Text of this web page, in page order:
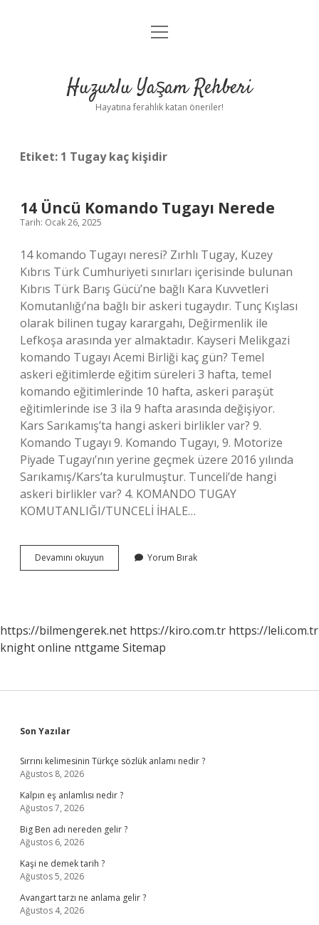
Anasayfa
Yasal Uyarı
menüyü
Huzurlu Yaşam Rehberi
Hayatına ferahlık katan öneriler!
Etiket: 1 Tugay kaç kişidir
14 Üncü Komando Tugayı Nerede
Tarih: Ocak 26, 2025
14 komando Tugayı neresi? Zırhlı Tugay, Kuzey
Kıbrıs Türk Cumhuriyeti sınırları içerisinde bulunan
Kıbrıs Türk Barış Gücü’ne bağlı Kara Kuvvetleri
Komutanlığı’na bağlı bir askeri tugaydır. Tunç Kışlası
olarak bilinen tugay karargahı, Değirmenlik ile
Lefkoşa arasında yer almaktadır. Kayseri Melikgazi
komando Tugayı Acemi Birliği kaç gün? Temel
askeri eğitimlerde eğitim süreleri 3 hafta, temel
komando eğitimlerinde 10 hafta, askeri paraşüt
eğitimlerinde ise 3 ila 9 hafta arasında değişiyor.
Kars Sarıkamış’ta hangi askeri birlikler var? 9.
Komando Tugayı 9. Komando Tugayı, 9. Motorize
Piyade Tugayı’nın yerine geçmek üzere 2016 yılında
Sarıkamış/Kars’ta kurulmuştur. Tunceli’de hangi
askeri birlikler var? 4. KOMANDO TUGAY
KOMUTANLIĞI/TUNCELİ İHALE…
Devamını okuyun
Üncü
Yorum Bırak
https://bilmengerek.net https://kiro.com.tr https://leli.com.tr
knight online nttgame Sitemap
Sidebar
Son Yazılar
Sırrını kelimesinin Türkçe sözlük anlamı nedir ?
Ağustos 8, 2026
Kalpın eş anlamlısı nedir ?
Ağustos 7, 2026
Big Ben adı nereden gelir ?
Ağustos 6, 2026
Kaşi ne demek tarih ?
Ağustos 5, 2026
Avangart tarzı ne anlama gelir ?
Ağustos 4, 2026